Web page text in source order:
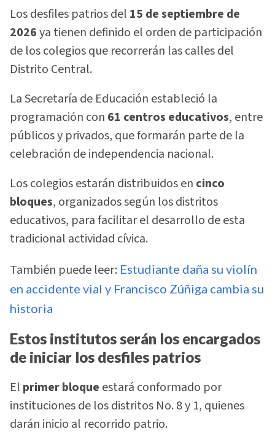
Los desfiles patrios del 15 de septiembre de
2026ya tienen definido el orden de participación
de los colegios que recorrerán las calles del
Distrito Central.
La Secretaría de Educación estableció la
programación con 61 centros educativos, entre
públicos y privados, que formarán parte de la
celebración de independencia nacional.
Los colegios estarán distribuidos en cinco
bloques, organizados según los distritos
educativos, para facilitar el desarrollo de esta
tradicional actividad cívica.
También puede leer: Estudiante daña su violín
en accidente vial y Francisco Zúñiga cambia su
historia
Estos institutos serán los encargados
de iniciar los desfiles patrios
El primer bloque estará conformado por
instituciones de los distritos No. 8 y 1, quienes
darán inicio al recorrido patrio.